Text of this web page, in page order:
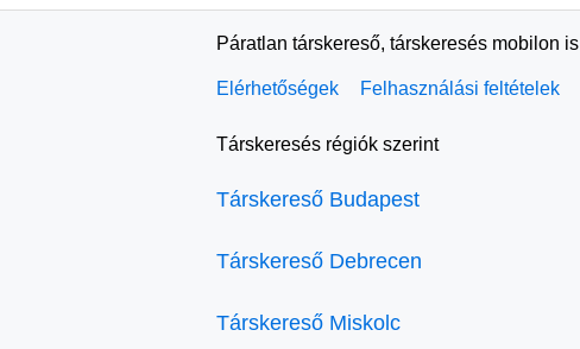
Páratlan társkereső, társkeresés mobilon is
Elérhetőségek Felhasználási feltételek
Társkeresés régiók szerint
Társkereső Budapest
Társkereső Debrecen
Társkereső Miskolc